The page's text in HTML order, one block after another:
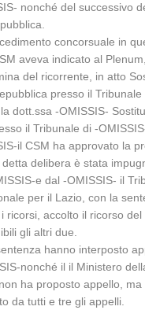
nonché del successivo
concorsuale in
aveva indicato al
del ricorrente, in atto
presso il Tribunale
dott.ssa -OMISSIS-
il Tribunale di -
il CSM ha approvato la
delibera è stata
e dal -OMISSIS- il
per il Lazio, con la
ricorsi, accolto il ricorso del
gli altri due.
hanno interposto
nonché il il Ministero
ha proposto appello, ma
da tutti e tre gli appelli.